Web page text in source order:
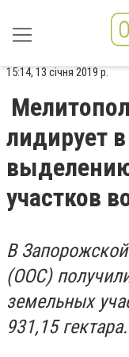
15:14, 13 січня 2019 р.
лидирует
участков
В
(ООС)
земельных
931,15 гектара.